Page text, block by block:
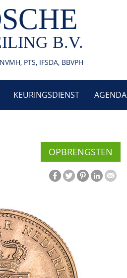
B.V.
PTS, IFSDA, BBVPH
KEURINGSDIENST AGENDA
OPBRENGSTEN